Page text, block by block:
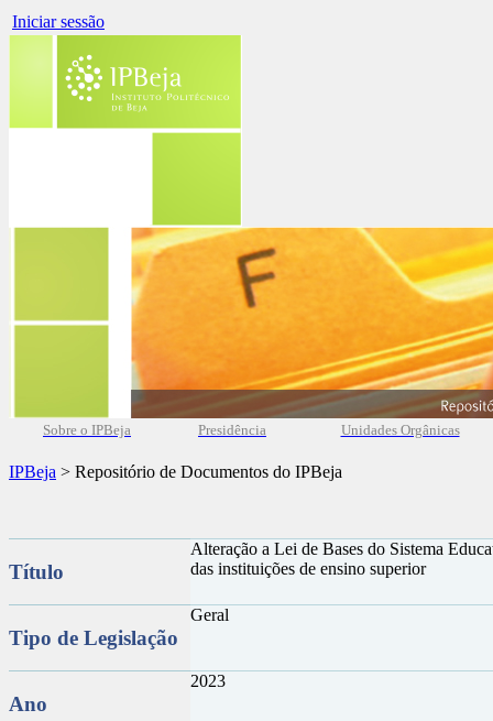
Iniciar sessão
Sobre o IPBeja Presidência Unidades Orgânicas
IPBeja > Repositório de Documentos do IPBeja
Título
Alteração a Lei de Bases do Sistema
das instituições de ensino superior
Tipo de Legislação
Geral
Ano
2023